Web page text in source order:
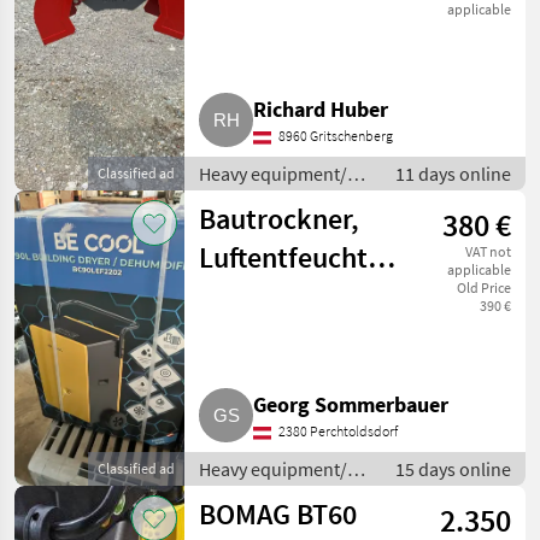
Classified ad
applicable
Richard Huber
8960 Gritschenberg
Heavy equipment/
construction
machines / Small
construction devices
11 days online
Classified ad
Bautrockner,
Luftentfeuchter
380 €
VAT not
applicable
Old Price
390 €
Georg Sommerbauer
2380 Perchtoldsdorf
Heavy equipment/
construction
machines / Small
15 days online
BOMAG BT60
2.350